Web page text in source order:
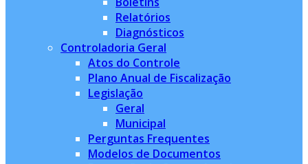
Relatórios
Diagnósticos
Controladoria Geral
Atos do Controle
Plano Anual de Fiscalização
Legislação
Geral
Municipal
Perguntas Frequentes
Modelos de Documentos